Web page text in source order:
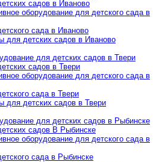
садов в Иваново
оборудование для детского сада в
сада в Иваново
для детских садов в Иваново
для детских садов в Твери
садов в Твери
оборудование для детского сада в
сада в Твери
для детских садов в Твери
для детских садов в Рыбинске
садов В Рыбинске
оборудование для детского сада в
сада в Рыбинске